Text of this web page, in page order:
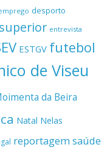
desporto
entrevista
ESTGV futebol
de Viseu
da Beira
Natal Nelas
reportagemsaúde